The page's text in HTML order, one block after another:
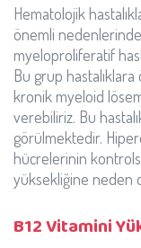
Hematolojik
önemli
myeloproliferatif
Bu grup
kronik myeloid
verebiliriz. Bu
görülmektedir.
hücrelerinin
yüksekliğine neden
B12 Vitamini